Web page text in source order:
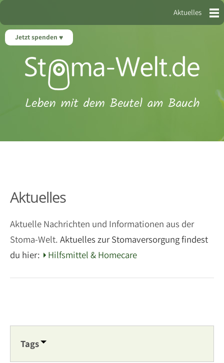
Jetzt spenden
Aktuelles
Aktuelles
Aktuelle Nachrichten und Informationen aus der
Stoma-Welt. Aktuelles zur Stomaversorgung findest
du hier:
Hilfsmittel & Homecare
Tags